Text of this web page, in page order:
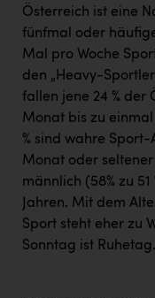
VERITAS
Vier Diamanten
Vorlagenportal
Wir besiegen Krebs
Wirtschaftskammer
ZGONC
ZULuft - Zukunft Luft
z.l.ö.
Österreich ist eine
fünfmal oder
Mal pro Woche
den „Heavy-
fallen jene 24 % der
Monat bis zu
% sind wahre
Monat oder
männlich (58% zu
Jahren. Mit dem
Sport steht eher zu
Sonntag ist Ruhetag.